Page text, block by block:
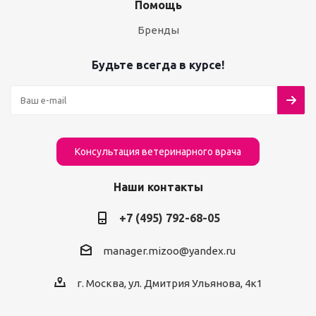
Помощь
Бренды
Будьте всегда в курсе!
Консультация ветеринарного врача
Наши контакты
+7 (495) 792-68-05
manager.mizoo@yandex.ru
г. Москва, ул. Дмитрия Ульянова, 4к1